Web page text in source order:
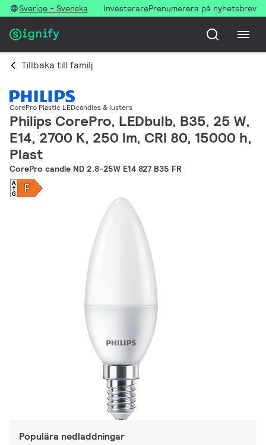
Sverige - Svenska InvesterarePrenumerera på nyhetsbrev
Tillbaka till familj
CorePro Plastic LEDcandles & lusters
Philips CorePro, LEDbulb, B35, 25 W,
E14, 2700 K, 250 lm, CRI 80, 15000 h,
Plast
CorePro candle ND 2.8-25W E14 827 B35 FR
Populära nedladdningar